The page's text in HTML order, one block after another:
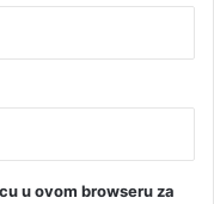
u ovom browseru za